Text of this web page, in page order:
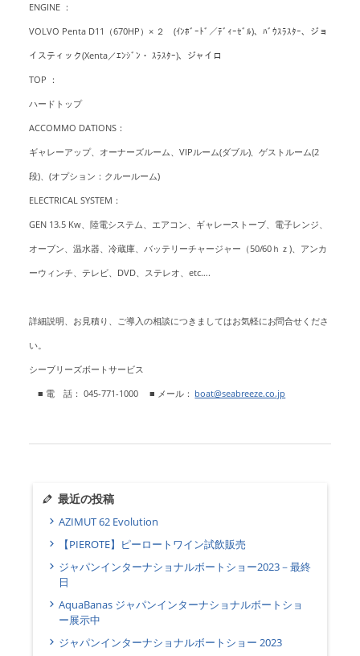
ENGINE ：
VOLVO Penta D11（670HP）× ２ (ｲﾝﾎﾞｰﾄﾞ／ﾃﾞｨｰｾﾞﾙ)、ﾊﾞｳｽﾗｽﾀｰ、ジョ
イスティック(Xenta／ｴﾝｼﾞﾝ・ ｽﾗｽﾀｰ)、ジャイロ
TOP ：
ハードトップ
ACCOMMO DATIONS：
ギャレーアップ、オーナーズルーム、VIPルーム(ダブル)、ゲストルーム(2
段)、(オプション：クルールーム)
ELECTRICAL SYSTEM：
GEN 13.5 Kw、陸電システム、エアコン、ギャレーストーブ、電子レンジ、
オーブン、温水器、冷蔵庫、バッテリーチャージャー（50/60ｈｚ)、アンカ
ーウィンチ、テレビ、DVD、ステレオ、etc….
詳細説明、お見積り、ご導入の相談につきましてはお気軽にお問合せくださ
い。
シーブリーズボートサービス
■ 電 話： 045-771-1000 ■ メール： boat@seabreeze.co.jp
最近の投稿
AZIMUT 62 Evolution
【PIEROTE】ピーロートワイン試飲販売
ジャパンインターナショナルボートショー2023－最終
日
AquaBanas ジャパンインターナショナルボートショ
ー展示中
ジャパンインターナショナルボートショー 2023